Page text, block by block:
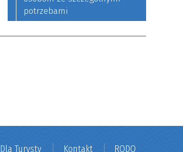
potrzebami
Dla Turysty Kontakt RODO